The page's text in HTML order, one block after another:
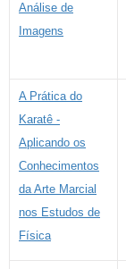
Análise de
Imagens
A Prática do
Karatê -
Aplicando os
Conhecimentos
da Arte Marcial
nos Estudos de
Física